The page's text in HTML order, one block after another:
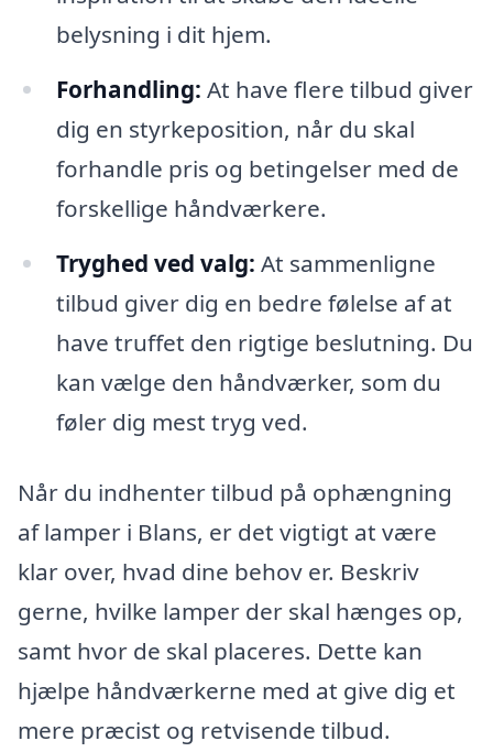
belysning i dit hjem.
Forhandling: At have flere tilbud giver
dig en styrkeposition, når du skal
forhandle pris og betingelser med de
forskellige håndværkere.
Tryghed ved valg: At sammenligne
tilbud giver dig en bedre følelse af at
have truffet den rigtige beslutning. Du
kan vælge den håndværker, som du
føler dig mest tryg ved.
Når du indhenter tilbud på ophængning
af lamper i Blans, er det vigtigt at være
klar over, hvad dine behov er. Beskriv
gerne, hvilke lamper der skal hænges op,
samt hvor de skal placeres. Dette kan
hjælpe håndværkerne med at give dig et
mere præcist og retvisende tilbud.